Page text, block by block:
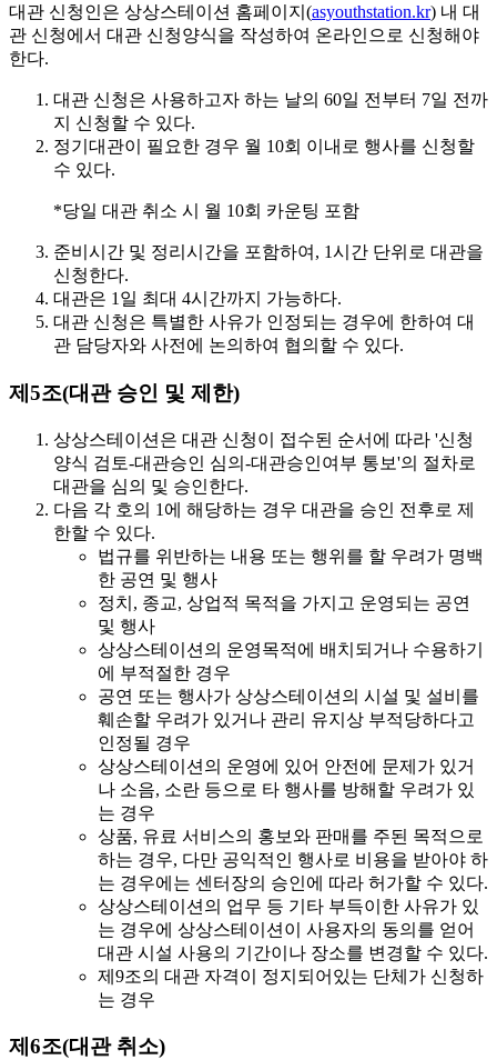
대관 신청인은 상상스테이션 홈페이지(asyouthstation.kr) 내 대
관 신청에서 대관 신청양식을 작성하여 온라인으로 신청해야
한다.
대관 신청은 사용하고자 하는 날의 60일 전부터 7일 전까
지
신청할 수 있다.
정기대관이 필요한 경우 월 10회 이내 로 행사를 신청할
수 있다.
*당일 대관 취소 시 월 10회 카운팅 포함
준비시간 및 정리시간을 포함하여, 1시간 단위 로 대관을
신청한다.
대관은 1일 최대 4시간까지 가능하다.
대관 신청은 특별한 사유가 인정되는 경우에 한하여 대
관 담당자와 사전에 논의하여 협의할 수 있다.
제5조(대관 승인 및 제한)
상상스테이션은 대관 신청이 접수된 순서에 따라 '신청
양식 검토-대관승인 심의-대관승인여부 통보'의 절차로
대관을 심의 및 승인한다.
다음 각 호의 1에 해당하는 경우 대관을 승인 전후로 제
한할 수 있다.
법규를 위반하는 내용 또는 행위를 할 우려가 명백
한 공연 및 행사
정치, 종교, 상업적 목적을 가지고 운영되는 공연
및 행사
상상스테이션의 운영목적에 배치되거나 수용하기
에 부적절한 경우
공연 또는 행사가 상상스테이션의 시설 및 설비를
훼손할 우려가 있거나 관리 유지상 부적당하다고
인정될 경우
상상스테이션의 운영에 있어 안전에 문제가 있거
나 소음, 소란 등으로 타 행사를 방해할 우려가 있
는 경우
상품, 유료 서비스의 홍보와 판매를 주된 목적으로
하는 경우, 다만 공익적인 행사로 비용을 받아야 하
는 경우에는 센터장의 승인에 따라 허가할 수 있다.
상상스테이션의 업무 등 기타 부득이한 사유가 있
는 경우에 상상스테이션이 사용자의 동의를 얻어
대관 시설 사용의 기간이나 장소를 변경할 수 있다.
제9조의 대관 자격이 정지되어있는 단체가 신청하
는 경우
제6조(대관 취소)